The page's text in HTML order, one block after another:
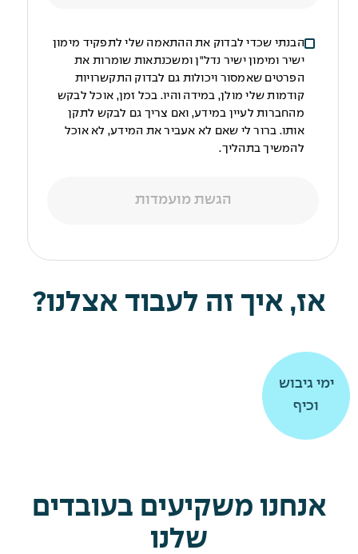
הבנתי שכדי לבדוק את ההתאמה שלי לתפקיד מימון
ישיר ומימון ישיר נדל"ן ומשכנתאות שומרות את
הפרטים שאמסור ויכולות גם לבדוק התקשרויות
קודמות שלי מולן, במידה והיו. בכל זמן, אוכל לבקש
מהחברות לעיין במידע, ואם צריך גם לבקש לתקן
אותו. ברור לי שאם לא אעביר את המידע, לא אוכל
להמשיך בתהליך.
הגשת מועמדות
אז, איך זה לעבוד אצלנו?
ימי גיבוש
וכיף
תרומה
לקהילה
ימי גיבוש
וכיף
תרומה
לקהילה
אנחנו משקיעים בעובדים
שלנו